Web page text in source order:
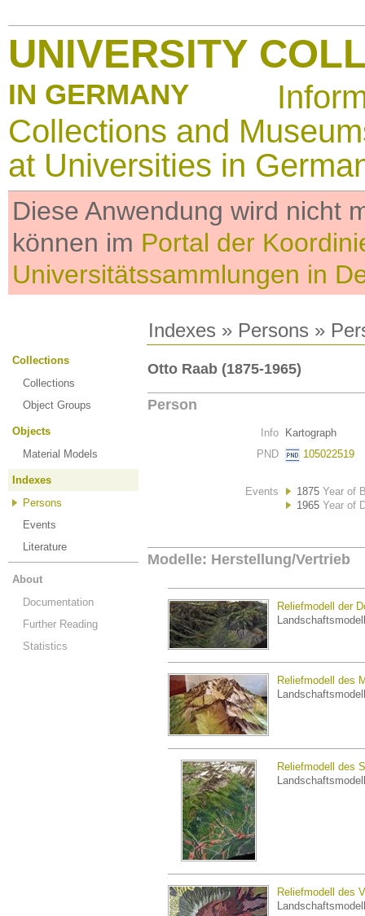
UNIVERSITY
IN GERMANY
Collections and
at Universities in
Diese Anwendung wird nicht
können im Portal der
Universitätssammlungen in
Indexes » Persons »
Collections
Collections
Object Groups
Objects
Material Models
Indexes
Persons
Events
Literature
About
Documentation
Further Reading
Statistics
Otto Raab (1875-1965)
Person
Info
Kartograph
PND
105022519
Events 1875 Year of
1965 Year of
Modelle: Herstellung/Vertrieb
Reliefmodell der
Reliefmodell des
Reliefmodell des
Reliefmodell des